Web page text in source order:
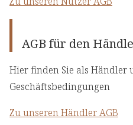
AGB für den
Hier finden Sie als Händler
Geschäftsbedingungen
Zu unseren Händler AGB